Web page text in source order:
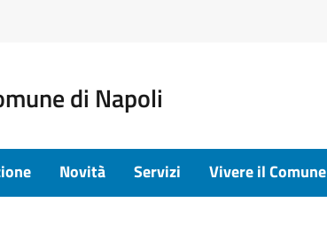
di Napoli
Novità Servizi Vivere il Comune